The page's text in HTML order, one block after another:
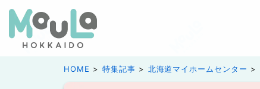
HOME 特集記事 北海道マイホームセンター